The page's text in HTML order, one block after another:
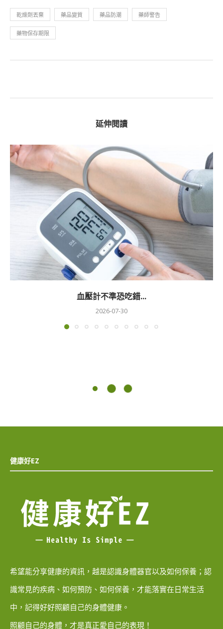
乾燥劑丟棄 藥品變質 藥品防潮 藥師警告
藥物保存期限
延伸閱讀
血壓計不準恐吃錯...
2026-07-30
健康好EZ
希望能分享健康的資訊，越是認識身體器官以及如何保養；認
識常見的疾病、如何預防、如何保養，才能落實在日常生活
中，記得好好照顧自己的身體健康。
照顧自己的身體，才是真正愛自己的表現！